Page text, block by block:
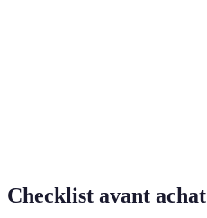
Checklist avant achat